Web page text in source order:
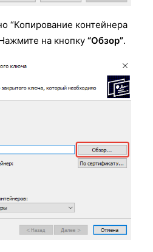
“Копирование контейнера
на кнопку “Обзор”.